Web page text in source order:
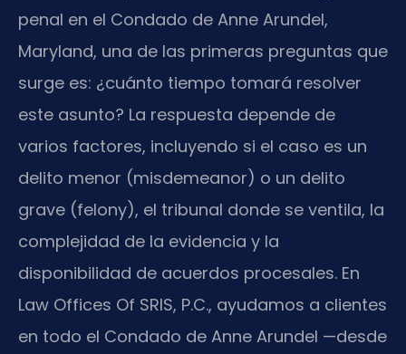
penal en el Condado de Anne Arundel,
Maryland, una de las primeras preguntas que
surge es: ¿cuánto tiempo tomará resolver
este asunto? La respuesta depende de
varios factores, incluyendo si el caso es un
delito menor (misdemeanor) o un delito
grave (felony), el tribunal donde se ventila, la
complejidad de la evidencia y la
disponibilidad de acuerdos procesales. En
Law Offices Of SRIS, P.C., ayudamos a clientes
en todo el Condado de Anne Arundel —desde